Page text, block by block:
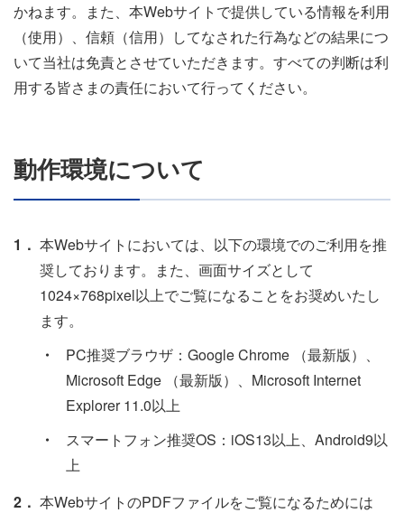
かねます。また、本Webサイトで提供している情報を利用
（使用）、信頼（信用）してなされた行為などの結果につ
いて当社は免責とさせていただきます。すべての判断は利
用する皆さまの責任において行ってください。
動作環境について
1． 本Webサイトにおいては、以下の環境でのご利用を推
奨しております。また、画面サイズとして
1024×768pixel以上でご覧になることをお奨めいたし
ます。
・
PC推奨ブラウザ：Google Chrome （最新版）、
Microsoft Edge （最新版）、Microsoft Internet
Explorer 11.0以上
・
スマートフォン推奨OS：iOS13以上、Android9以
上
2． 本WebサイトのPDFファイルをご覧になるためには